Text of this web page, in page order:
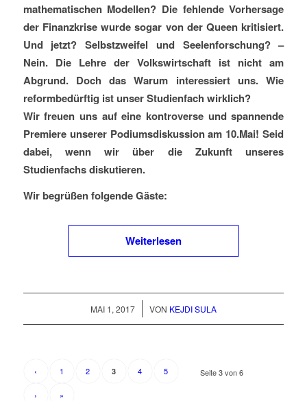
mathematischen Modellen? Die fehlende Vorhersage
der Finanzkrise wurde sogar von der Queen kritisiert.
Und jetzt? Selbstzweifel und Seelenforschung? –
Nein. Die Lehre der Volkswirtschaft ist nicht am
Abgrund. Doch das Warum interessiert uns. Wie
reformbedürftig ist unser Studienfach wirklich?
Wir freuen uns auf eine kontroverse und spannende
Premiere unserer Podiumsdiskussion am 10.Mai! Seid
dabei, wenn wir über die Zukunft unseres
Studienfachs diskutieren.
Wir begrüßen folgende Gäste:
Weiterlesen
MAI 1, 2017
/ VON KEJDI SULA
Seite 3 von 6
‹ 1 2 3 4 5
› »